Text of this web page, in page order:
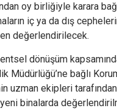
oy birliğiyle karara
iç ya da dış
değerlendirilecek.
dönüşüm kapsamında
bağlı
uzman ekipleri
yeni binalarda